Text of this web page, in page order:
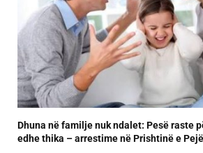
Dhuna në familje nuk ndalet: Pesë raste
edhe thika – arrestime në Prishtinë e Pejë